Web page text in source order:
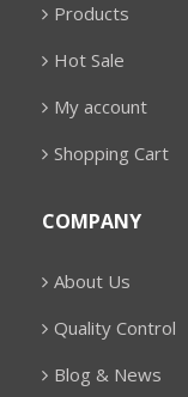
Products
Hot Sale
My account
Shopping Cart
COMPANY
About Us
Quality Control
Blog & News